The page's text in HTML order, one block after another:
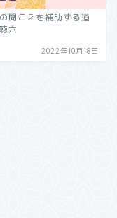
聞こえを補助する道
六
2022年10月18日